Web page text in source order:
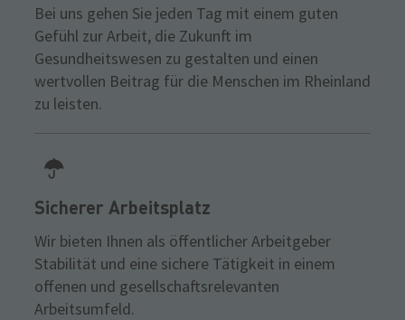
Bei uns gehen Sie jeden Tag mit einem guten
Gefühl zur Arbeit, die Zukunft im
Gesundheitswesen zu gestalten und einen
wertvollen Beitrag für die Menschen im Rheinland
zu leisten.
Sicherer Arbeitsplatz
Wir bieten Ihnen als öffentlicher Arbeitgeber
Stabilität und eine sichere Tätigkeit in einem
offenen und gesellschaftsrelevanten
Arbeitsumfeld.